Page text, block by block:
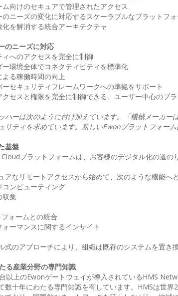
ム向けのセキュアで管理されたアクセス
のニーズの変化に対応するスケーラブルなプラットフ
化を解消する統合アーキテクチャ
のニーズに対応
ィへのアクセスを完全に制御
ー環境全体でコネクティビティを標準化
よる稼働時間の向上
ーセキュリティフレームワークへの準拠をサポート
クセスと権限を完全に制御できる、ユーザー中心のプ
ハーは次のように付け加えています。「機械メーカ
リティを求めています。新しいEwonプラットフォー
基盤
プラットフォームは、お客様のデジタル化の道の
アなリモートアクセスから始めて、次のような機能へ
コンピューティング
収集
ォームとの統合
ォーマンスに関するインサイト
式のアプローチにより、組織は既存のシステムを置き
る産業分野の専門知識
以上のEwonゲートウェイが導入されているHMS
数十年にわたる専門知識を有しています。HMSは世